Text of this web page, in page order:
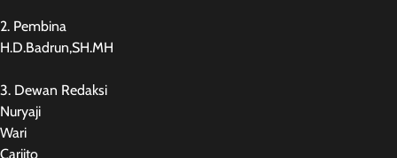
2. Pembina
H.D.Badrun,SH.MH
3. Dewan Redaksi
Nuryaji
Wari
Carjito